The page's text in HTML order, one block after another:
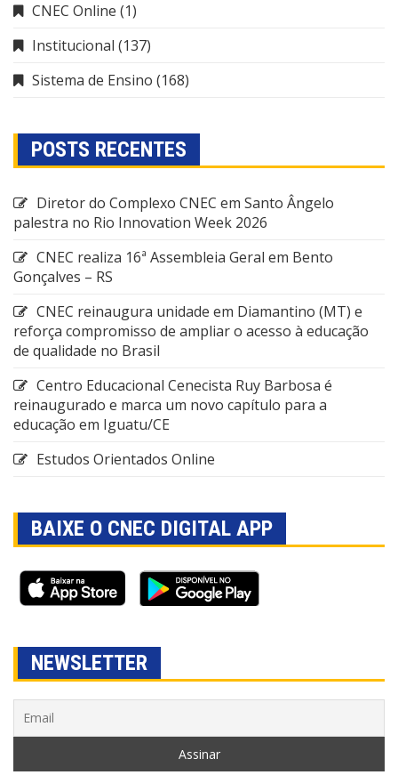
CNEC Online (1)
Institucional (137)
Sistema de Ensino (168)
POSTS RECENTES
Diretor do Complexo CNEC em Santo Ângelo
palestra no Rio Innovation Week 2026
CNEC realiza 16ª Assembleia Geral em Bento
Gonçalves – RS
CNEC reinaugura unidade em Diamantino (MT) e
reforça compromisso de ampliar o acesso à educação
de qualidade no Brasil
Centro Educacional Cenecista Ruy Barbosa é
reinaugurado e marca um novo capítulo para a
educação em Iguatu/CE
Estudos Orientados Online
BAIXE O CNEC DIGITAL APP
NEWSLETTER